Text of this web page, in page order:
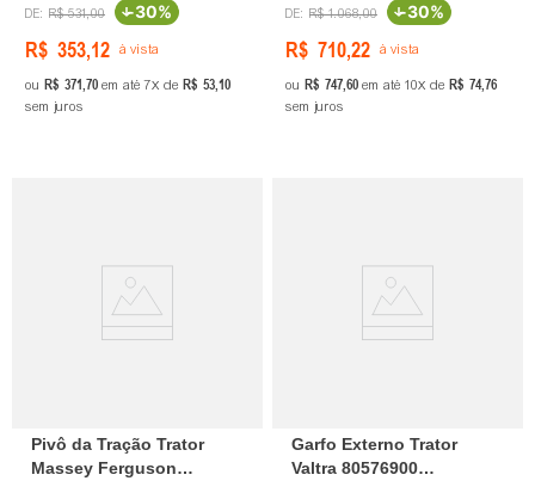
R$ 531,00 -30%
R$ 353,12 à vista
ou R$ 371,70 em até7 de R$ 53,10
sem juros
R$ 1.068,00 -30%
R$ 710,22 à vista
ou R$ 747,60 em até 10 de R$ 74,76
sem juros
Pivô da Tração Trator
Massey Ferguson
Garfo Externo Trator
Valtra 80576900